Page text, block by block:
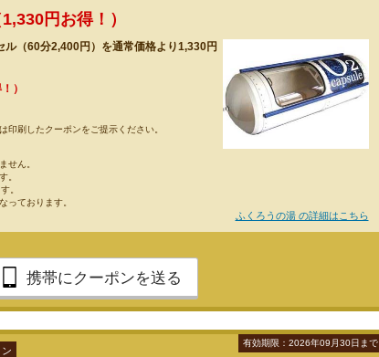
円お得！）
（60分2,400円）を通常価格より1,330円
）
印刷したクーポンをご提示ください。
せん。
。
。
っております。
ふくろうの湯 の詳細はこちら
携帯にクーポンを送る
有効期限：2026年09月30日まで